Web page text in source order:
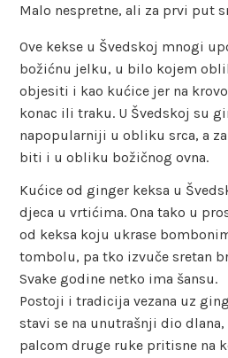
Malo nespretne, ali za prvi put
Ove kekse u Švedskoj mnogi
božićnu jelku, u bilo kojem
objesiti i kao kućice jer na
konac ili traku. U Švedskoj su
napopularniji u obliku srca, a
biti i u obliku božičnog ovna.
Kućice od ginger keksa u
djeca u vrtićima. Ona tako u
od keksa koju ukrase
tombolu, pa tko izvuče sretan
Svake godine netko ima šansu.
Postoji i tradicija vezana uz
stavi se na unutrašnji dio
palcom druge ruke pritisne na